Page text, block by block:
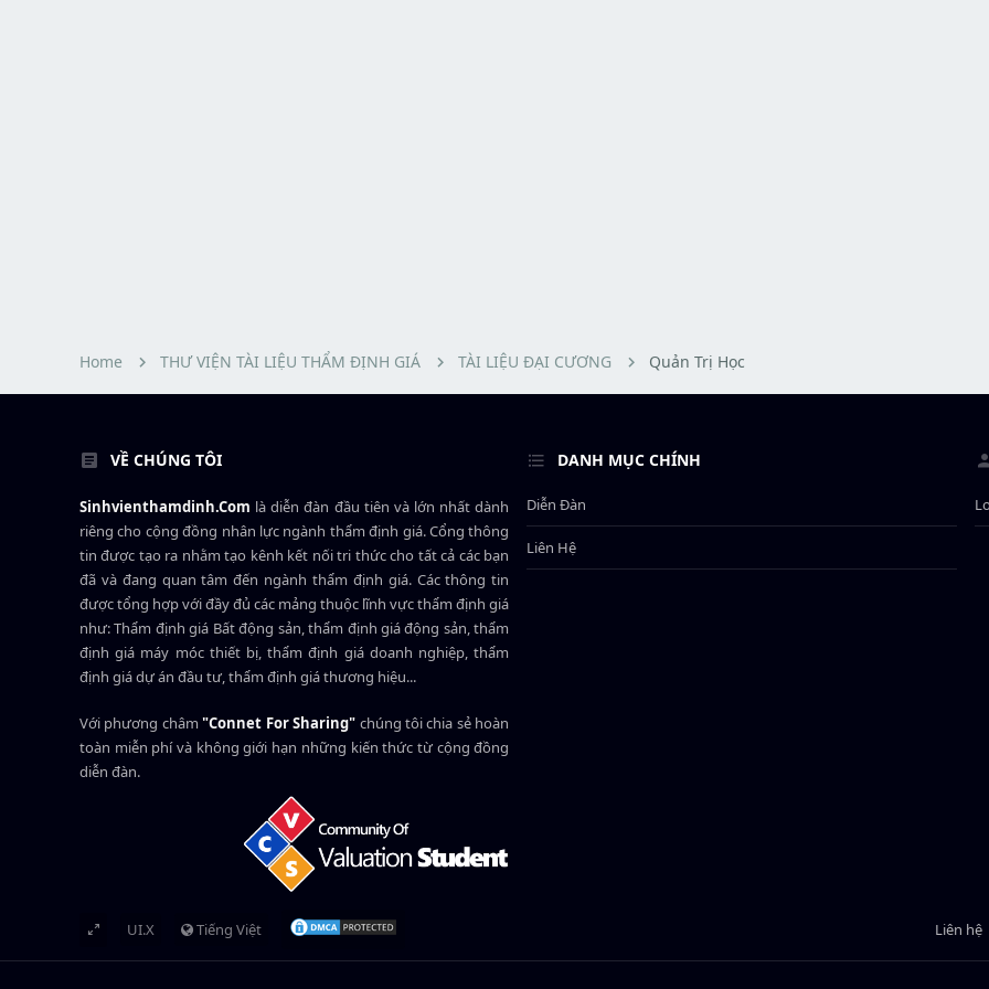
Home THƯ VIỆN TÀI LIỆU THẨM ĐỊNH GIÁ TÀI LIỆU ĐẠI CƯƠNG Quản Trị Học
VỀ CHÚNG TÔI
Sinhvienthamdinh.Com là diễn đàn đầu tiên và lớn nhất dành
riêng cho cộng đồng nhân lực ngành thẩm định giá. Cổng thông
tin được tạo ra nhằm tạo kênh kết nối tri thức cho tất cả các bạn
đã và đang quan tâm đến ngành thẩm định giá. Các thông tin
được tổng hợp với đầy đủ các mảng thuộc lĩnh vực thẩm định giá
như: Thẩm định giá Bất động sản, thẩm định giá động sản, thẩm
định giá máy móc thiết bị, thẩm định giá doanh nghiệp, thẩm
định giá dự án đầu tư, thẩm định giá thương hiệu...
Với phương châm"Connet For Sharing" chúng tôi chia sẻ hoàn
toàn miễn phí và không giới hạn những kiến thức từ cộng đồng
diễn đàn.
DANH MỤC CHÍNH
Diễn Đàn
Liên Hệ
UI.X Tiếng Việt Liên hệ